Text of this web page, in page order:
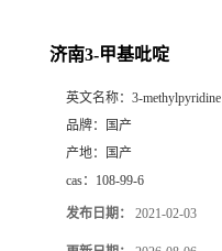
济南3-甲基吡啶
英文名称： 3-methylpyridine
品牌：
国产
产地：
国产
cas： 108-99-6
发布日期： 2021-02-03